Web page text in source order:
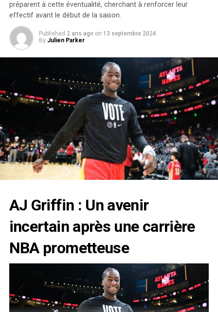
préparent à cette éventualité, cherchant à renforcer leur
effectif avant le début de la saison.
Published 2 ans ago on 13 septembre 2024
By Julien Parker
AJ Griffin : Un avenir
incertain après une carrière
NBA prometteuse